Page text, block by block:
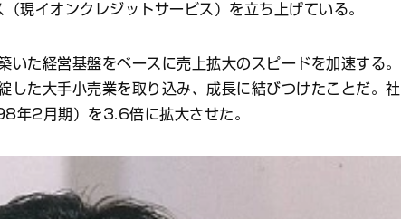
現イオンクレジットサービス）を立ち上げている。
いた経営基盤をベースに売上拡大のスピードを加速する。
した大手小売業を取り込み、成長に結びつけたことだ。社
年2月期）を3.6倍に拡大させた。